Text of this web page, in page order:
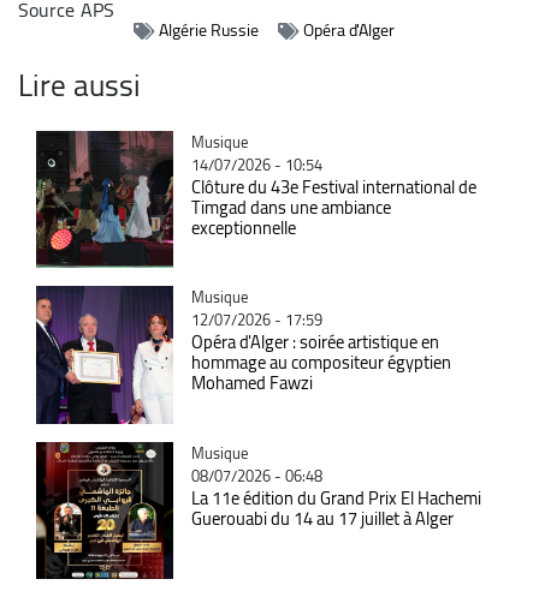
SourceAPS
Algérie Russie Opéra d'Alger
Lire aussi
Catégorie
Musique
14/07/2026 - 10:54
Clôture du 43e Festival international de
Timgad dans une ambiance
exceptionnelle
Catégorie
Musique
12/07/2026 - 17:59
Opéra d'Alger : soirée artistique en
hommage au compositeur égyptien
Mohamed Fawzi
Catégorie
Musique
08/07/2026 - 06:48
La 11e édition du Grand Prix El Hachemi
Guerouabi du 14 au 17 juillet à Alger